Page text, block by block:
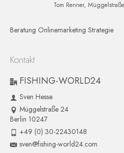
Tom Renner,
Beratung Onlinemarketing Strategie
Kontakt
FISHING-WORLD24
Sven Hesse
Müggelstraße 24
Berlin 10247
+49 (0) 30-22430148
sven@fishing-world24.com